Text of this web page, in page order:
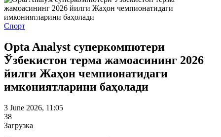
Спорт
Opta Analyst суперкомпютери
Ўзбекистон терма жамоасининг 2026
йилги Жаҳон чемпионатидаги
имкониятларини баҳолади
3 June 2026, 11:05
38
Загрузка